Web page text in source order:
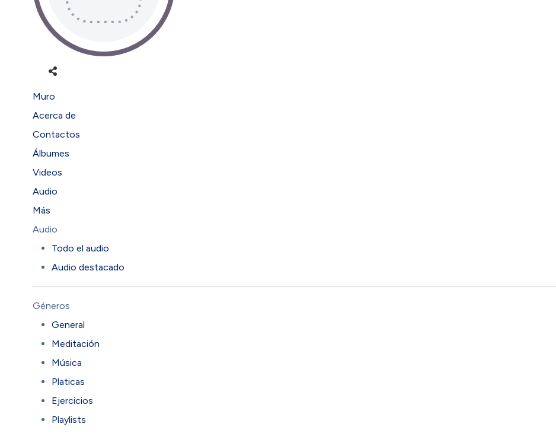
Muro
Acerca de
Contactos
Álbumes
Videos
Audio
Más
Audio
Todo el audio
Audio destacado
Géneros
General
Meditación
Música
Platicas
Ejercicios
Playlists